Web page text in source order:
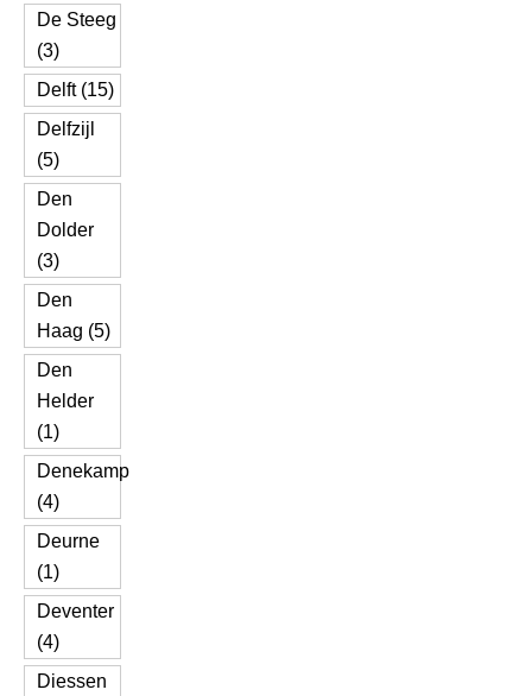
De Steeg
(3)
Delft (15)
Delfzijl
(5)
Den
Dolder
(3)
Den
Haag (5)
Den
Helder
(1)
Denekamp
(4)
Deurne
(1)
Deventer
(4)
Diessen